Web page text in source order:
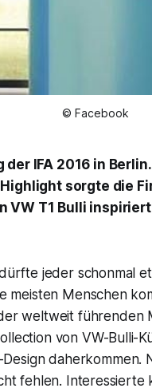
© Facebook
IFA 2016 in
sorgte die
VW T1 Bulli
jeder schonmal
meisten Menschen
weltweit führenden
von VW-Bulli-
daherkommen.
fehlen. Interessierte